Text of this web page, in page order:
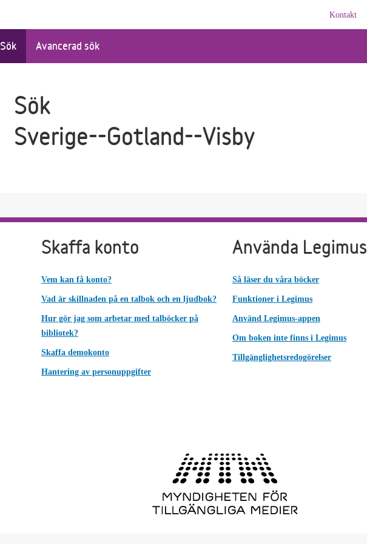
Kontakt
Sök Avancerad sök
Sök
Sverige--Gotland--Visby
Skaffa konto
Vem kan få konto?
Vad är skillnaden på en talbok och en ljudbok?
Hur gör jag som arbetar med talböcker på
bibliotek?
Skaffa demokonto
Hantering av personuppgifter
Använda Legimus
Så läser du våra böcker
Funktioner i Legimus
Använd Legimus-appen
Om boken inte finns i Legimus
Tillgänglighetsredogörelser